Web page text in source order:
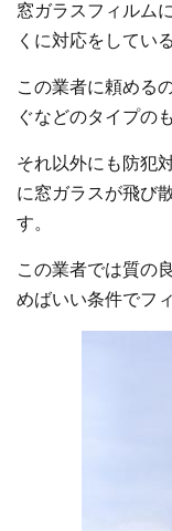
窓ガラスフィルム
くに対応をしてい
この業者に頼める
ぐなどのタイプの
それ以外にも防犯
に窓ガラスが飛び
す。
この業者では質の
めばいい条件でフ